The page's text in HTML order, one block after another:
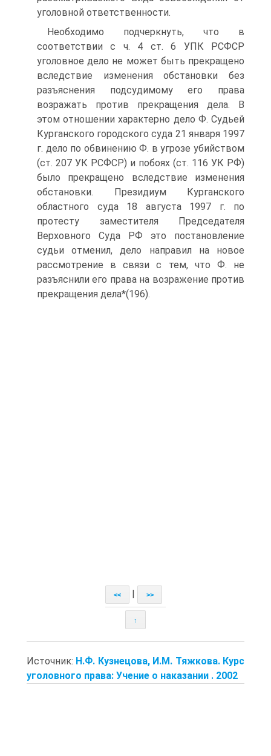
уголовной ответственности.
Необходимо подчеркнуть, что в
соответствии с ч. 4 ст. 6 УПК РСФСР
уголовное дело не может быть прекращено
вследствие изменения обстановки без
разъяснения подсудимому его права
возражать против прекращения дела. В
этом отношении характерно дело Ф. Судьей
Курганского городского суда 21 января 1997
г. дело по обвинению Ф. в угрозе убийством
(ст. 207 УК РСФСР) и побоях (ст. 116 УК РФ)
было прекращено вследствие изменения
обстановки. Президиум Курганского
областного суда 18 августа 1997 г. по
протесту заместителя Председателя
Верховного Суда РФ это постановление
судьи отменил, дело направил на новое
рассмотрение в связи с тем, что Ф. не
разъяснили его права на возражение против
прекращения дела*(196).
<< >>
↑
Источник: Н.Ф. Кузнецова, И.М. Тяжкова. Курс
уголовного права: Учение о наказании . 2002